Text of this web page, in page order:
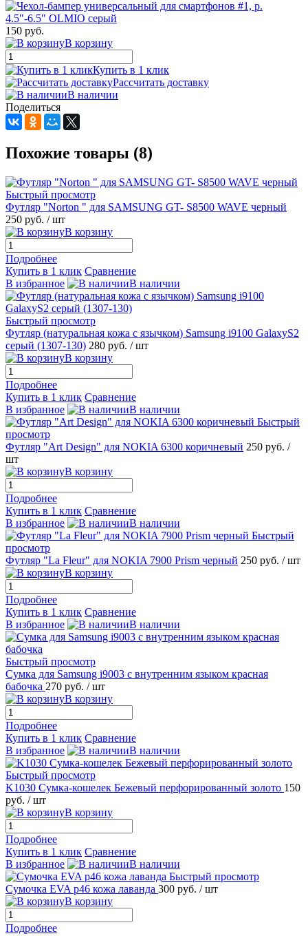
150 руб.
В корзину
Купить в 1 клик
Рассчитать доставку
В наличии
Поделиться
Похожие товары (8)
Быстрый просмотр
Футляр "Norton " для SAMSUNG GT- S8500 WAVE черный
250 руб. / шт
В корзину
Подробнее
Купить в 1 клик Сравнение
В избранное
В наличии
Быстрый просмотр
Футляр (натуральная кожа с язычком) Samsung i9100 GalaxyS2
серый (1307-130) 280 руб. / шт
В корзину
Подробнее
Купить в 1 клик Сравнение
В избранное
В наличии
Быстрый
просмотр
Футляр "Art Design" для NOKIA 6300 коричневый 250 руб. /
шт
В корзину
Подробнее
Купить в 1 клик Сравнение
В избранное
В наличии
Быстрый
просмотр
Футляр "La Fleur" для NOKIA 7900 Prism черный 250 руб. / шт
В корзину
Подробнее
Купить в 1 клик Сравнение
В избранное
В наличии
Быстрый просмотр
Сумка для Samsung i9003 с внутренним языком красная
бабочка 270 руб. / шт
В корзину
Подробнее
Купить в 1 клик Сравнение
В избранное
В наличии
Быстрый просмотр
K1030 Сумка-кошелек Бежевый перфорированный золото 150
руб. / шт
В корзину
Подробнее
Купить в 1 клик Сравнение
В избранное
В наличии
Быстрый просмотр
Сумочка EVA р46 кожа лаванда 300 руб. / шт
В корзину
Подробнее